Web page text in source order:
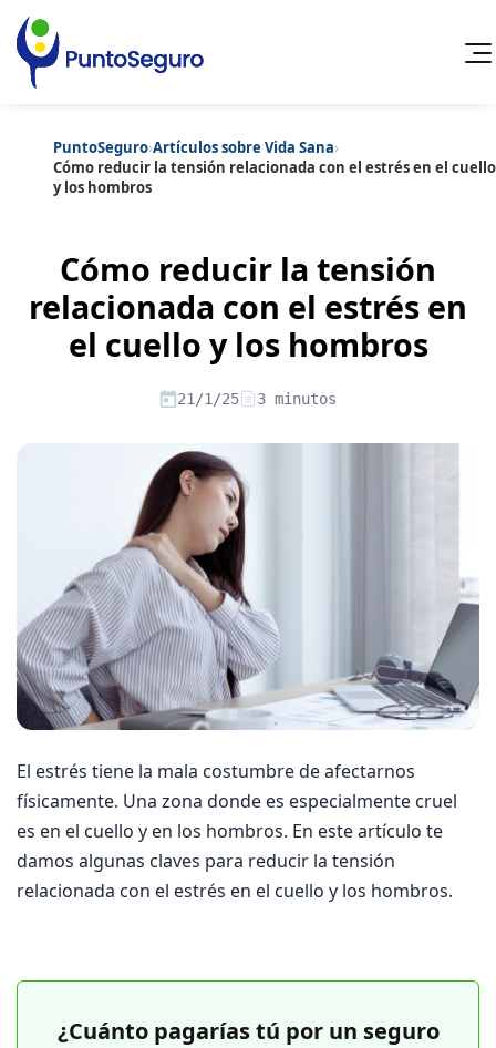
Cancelar
Artículos sobre Otros Seguros
Artículos sobre Seguros de Auto
Artículos sobre Seguros de Hogar
Artículos sobre Seguros de SaludContenido extra
Artículos sobre Convenios Colectivos
Artículos sobre Seguros de Vida Hipoteca
Artículos sobre la Jubilación
PuntoSeguro›Artículos sobre Vida Sana›
Cómo reducir la tensión relacionada con el estrés en el cuello
y los hombros
Cómo reducir la tensión
relacionada con el estrés en
el cuello y los hombros
21/1/25 3 minutos
El estrés tiene la mala costumbre de afectarnos
físicamente. Una zona donde es especialmente cruel
es en el cuello y en los hombros. En este artículo te
damos algunas claves para reducir la tensión
relacionada con el estrés en el cuello y los hombros.
¿Cuánto pagarías tú por un seguro